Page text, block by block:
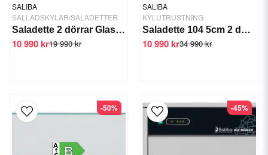
SALIBA
SALLADSKYLAR/SALADETTER
Saladette 2 dörrar Glasöverdel
19 990 kr
10 990 kr
SALIBA
KYLUTRUSTNING
Saladette 104 5cm 2 dörrar +2/+6 C
34 990 kr
10 990 kr
B
A
-50% -45%